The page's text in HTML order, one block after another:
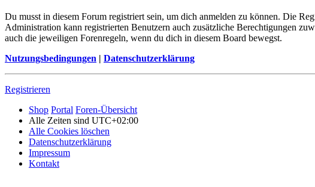
Du musst in diesem Forum registriert sein, um dich anmelden zu können. Die
Administration kann registrierten Benutzern auch zusätzliche Berechtigungen
auch die jeweiligen Forenregeln, wenn du dich in diesem Board bewegst.
Nutzungsbedingungen | Datenschutzerklärung
Registrieren
Shop Portal Foren-Übersicht
Alle Zeiten sind UTC+02:00
Alle Cookies löschen
Datenschutzerklärung
Impressum
Kontakt